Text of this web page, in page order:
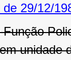
29/12/
unidade